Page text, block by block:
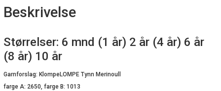
Beskrivelse
Størrelser: 6 mnd (1 år) 2 år (4 år) 6 år
(8 år) 10 år
Garnforslag: KlompeLOMPE Tynn Merinoull
farge A: 2650, farge B: 1013